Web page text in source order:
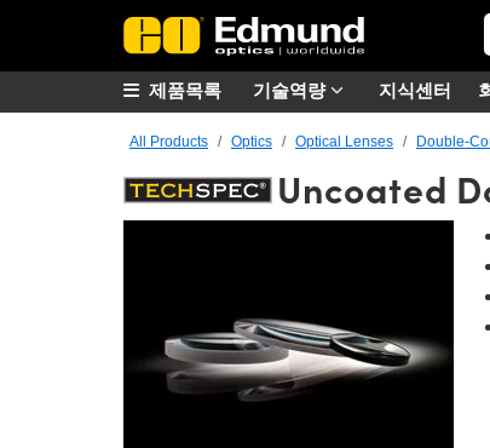
기술역량 지식센터
제품목록
All Products Optics Optical Lenses Double-
Uncoated